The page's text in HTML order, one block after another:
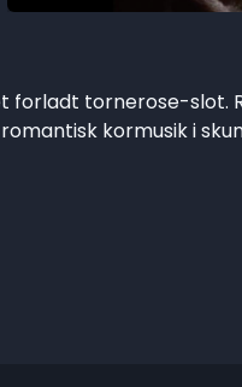
forladt tornerose-slot.
kormusik i